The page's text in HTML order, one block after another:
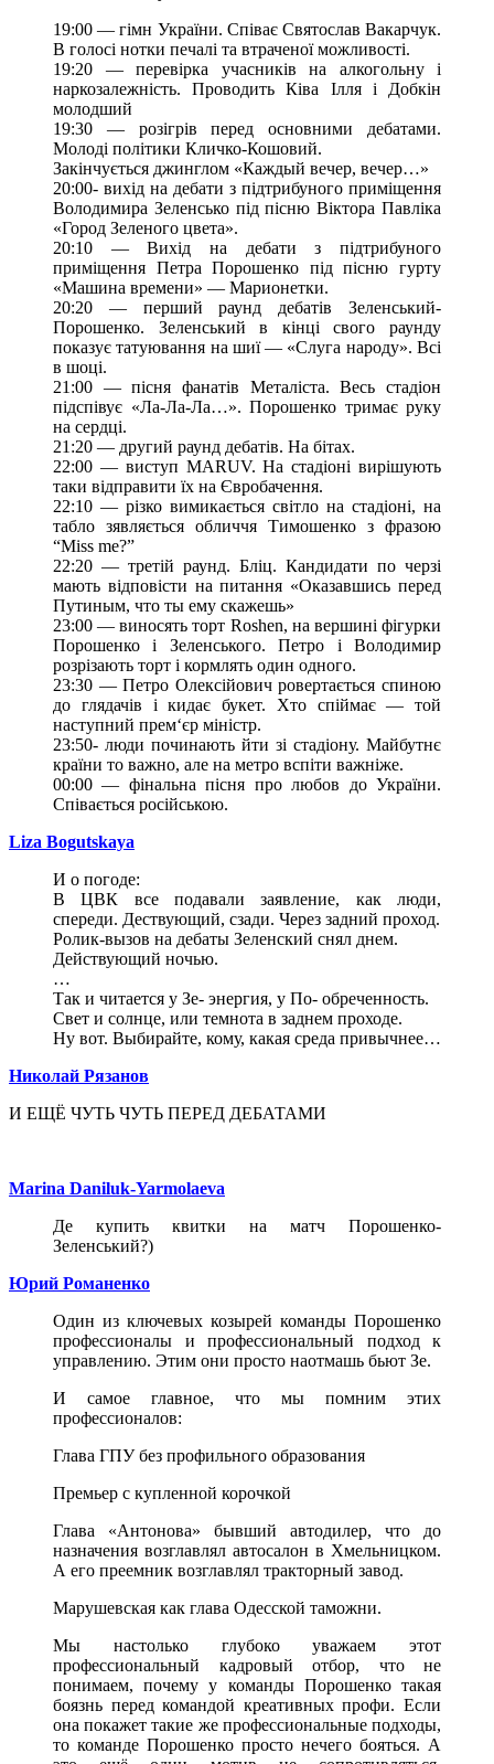
19:00 — гімн України. Співає Святослав Вакарчук.
В голосі нотки печалі та втраченої можливості.
19:20 — перевірка учасників на алкогольну і
наркозалежність. Проводить Ківа Ілля і Добкін
молодший
19:30 — розігрів перед основними дебатами.
Молоді політики Кличко-Кошовий.
Закінчується джинглом «Каждый вечер, вечер…»
20:00- вихід на дебати з підтрибуного приміщення
Володимира Зеленсько під пісню Віктора Павліка
«Город Зеленого цвета».
20:10 — Вихід на дебати з підтрибуного
приміщення Петра Порошенко під пісню гурту
«Машина времени» — Марионетки.
20:20 — перший раунд дебатів Зеленський-
Порошенко. Зеленський в кінці свого раунду
показує татуювання на шиї — «Слуга народу». Всі
в шоці.
21:00 — пісня фанатів Металіста. Весь стадіон
підспівує «Ла-Ла-Ла…». Порошенко тримає руку
на сердці.
21:20 — другий раунд дебатів. На бітах.
22:00 — виступ MARUV. На стадіоні вирішують
таки відправити їх на Євробачення.
22:10 — різко вимикається світло на стадіоні, на
табло зявляється обличчя Тимошенко з фразою
“Miss me?”
22:20 — третій раунд. Бліц. Кандидати по черзі
мають відповісти на питання «Оказавшись перед
Путиным, что ты ему скажешь»
23:00 — виносять торт Roshen, на вершині фігурки
Порошенко і Зеленського. Петро і Володимир
розрізають торт і кормлять один одного.
23:30 — Петро Олексійович ровертається спиною
до глядачів і кидає букет. Хто спіймає — той
наступний прем‘єр міністр.
23:50- люди починають йти зі стадіону. Майбутнє
країни то важно, але на метро вспіти важніже.
00:00 — фінальна пісня про любов до України.
Співається російською.
Liza Bogutskaya
И о погоде:
В ЦВК все подавали заявление, как люди,
спереди. Дествующий, сзади. Через задний проход.
Ролик-вызов на дебаты Зеленский снял днем.
Действующий ночью.
…
Так и читается у Зе- энергия, у По- обреченность.
Свет и солнце, или темнота в заднем проходе.
Ну вот. Выбирайте, кому, какая среда привычнее…
Николай Рязанов
И ЕЩЁ ЧУТЬ ЧУТЬ ПЕРЕД ДЕБАТАМИ
Marina Daniluk-Yarmolaeva
Де купить квитки на матч Порошенко-
Зеленський?)
Юрий Романенко
Один из ключевых козырей команды Порошенко
профессионалы и профессиональный подход к
управлению. Этим они просто наотмашь бьют Зе.
И самое главное, что мы помним этих
профессионалов:
Глава ГПУ без профильного образования
Премьер с купленной корочкой
Глава «Антонова» бывший автодилер, что до
назначения возглавлял автосалон в Хмельницком.
А его преемник возглавлял тракторный завод.
Марушевская как глава Одесской таможни.
Мы настолько глубоко уважаем этот
профессиональный кадровый отбор, что не
понимаем, почему у команды Порошенко такая
боязнь перед командой креативных профи. Если
она покажет такие же профессиональные подходы,
то команде Порошенко просто нечего бояться. А